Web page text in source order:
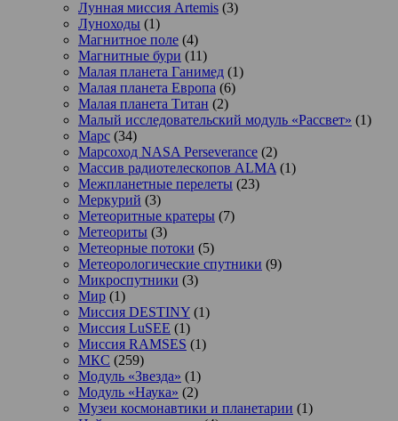
Лунная миссия Artemis (3)
Луноходы (1)
Магнитное поле (4)
Магнитные бури (11)
Малая планета Ганимед (1)
Малая планета Европа (6)
Малая планета Титан (2)
Малый исследовательский модуль «Рассвет» (1)
Марс (34)
Марсоход NASA Perseverance (2)
Массив радиотелескопов ALMA (1)
Межпланетные перелеты (23)
Меркурий (3)
Метеоритные кратеры (7)
Метеориты (3)
Метеорные потоки (5)
Метеорологические спутники (9)
Микроспутники (3)
Мир (1)
Миссия DESTINY (1)
Миссия LuSEE (1)
Миссия RAMSES (1)
МКС (259)
Модуль «Звезда» (1)
Модуль «Наука» (2)
Музеи космонавтики и планетарии (1)